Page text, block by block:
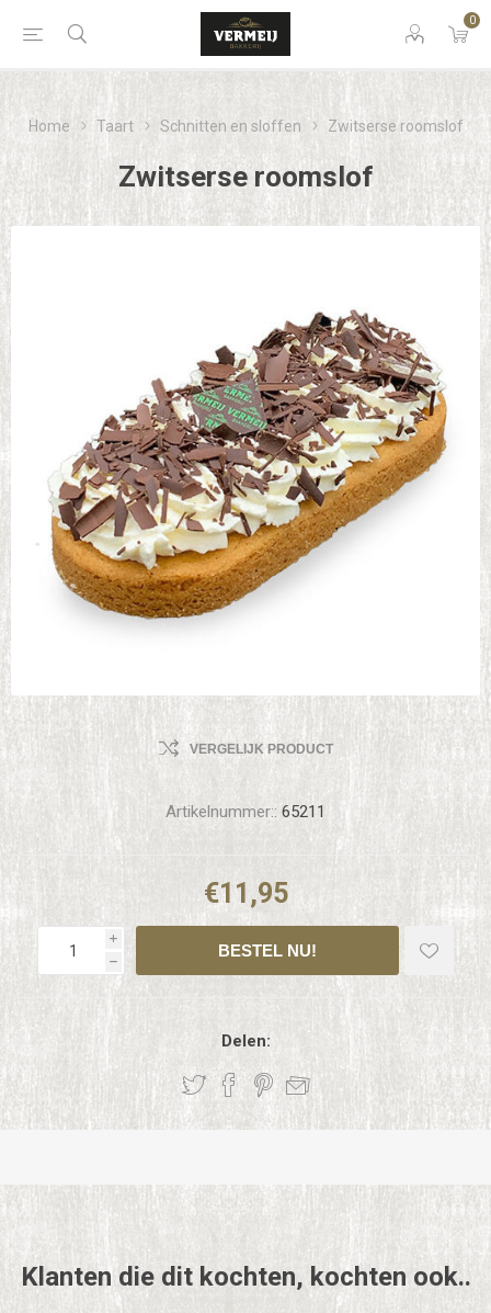
0
Home Taart Schnitten en sloffen Zwitserse roomslof
Zwitserse roomslof
VERGELIJK PRODUCT
Artikelnummer:: 65211
€11,95
i
h
Delen:
Klanten die dit kochten, kochten ook..